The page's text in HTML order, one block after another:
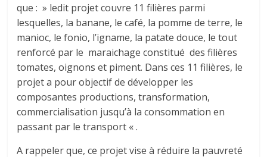
que : » ledit projet couvre 11 filières parmi
lesquelles, la banane, le café, la pomme de terre, le
manioc, le fonio, l’igname, la patate douce, le tout
renforcé par le maraichage constitué des filières
tomates, oignons et piment. Dans ces 11 filières, le
projet a pour objectif de développer les
composantes productions, transformation,
commercialisation jusqu’à la consommation en
passant par le transport « .
A rappeler que, ce projet vise à réduire la pauvreté